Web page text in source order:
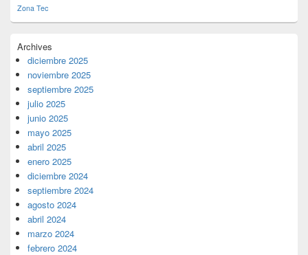
Zona Tec
Archives
diciembre 2025
noviembre 2025
septiembre 2025
julio 2025
junio 2025
mayo 2025
abril 2025
enero 2025
diciembre 2024
septiembre 2024
agosto 2024
abril 2024
marzo 2024
febrero 2024